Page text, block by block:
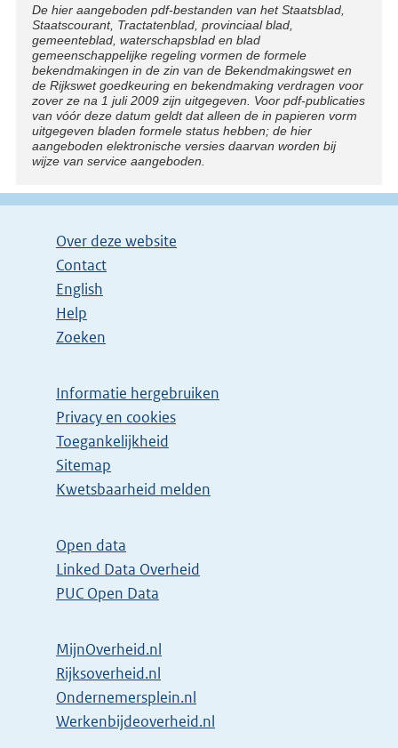
Disclaimer
De hier aangeboden pdf-bestanden van het Staatsblad,
Staatscourant, Tractatenblad, provinciaal blad,
gemeenteblad, waterschapsblad en blad
gemeenschappelijke regeling vormen de formele
bekendmakingen in de zin van de Bekendmakingswet en
de Rijkswet goedkeuring en bekendmaking verdragen voor
zover ze na 1 juli 2009 zijn uitgegeven. Voor pdf-publicaties
van vóór deze datum geldt dat alleen de in papieren vorm
uitgegeven bladen formele status hebben; de hier
aangeboden elektronische versies daarvan worden bij
wijze van service aangeboden.
Over deze website
Contact
English
Help
Zoeken
Informatie hergebruiken
Privacy en cookies
Toegankelijkheid
Sitemap
Kwetsbaarheid melden
Open data
Linked Data Overheid
PUC Open Data
MijnOverheid.nl
Rijksoverheid.nl
Ondernemersplein.nl
Werkenbijdeoverheid.nl